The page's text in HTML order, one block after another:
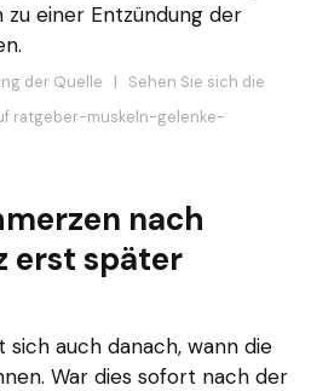
einer Entzündung der
der Quelle | Sehen Sie sich die
ratgeber-muskeln-gelenke-
nach
erst später
auch danach, wann die
War dies sofort nach der